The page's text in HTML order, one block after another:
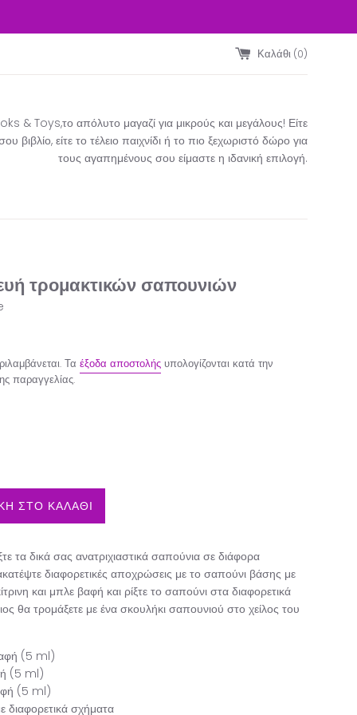
Καλάθι (0)
& Toys,το απόλυτο μαγαζί για μικρούς και μεγάλους! Είτε
βιβλίο, είτε το τέλειο παιχνίδι ή το πιο ξεχωριστό δώρο για
τους αγαπημένους σου είμαστε η ιδανική επιλογή.​
τρομακτικών σαπουνιών
Τα έξοδα αποστολής υπολογίζονται κατά την
παραγγελίας.
ΣΤΟ ΚΑΛΑΘΙ
τα δικά σας ανατριχιαστικά σαπούνια σε διάφορα
διαφορετικές αποχρώσεις με το σαπούνι βάσης με
και μπλε βαφή και ρίξτε το σαπούνι στα διαφορετικά
θα τρομάξετε με ένα σκουλήκι σαπουνιού στο χείλος του
(5 ml)
(5 ml)
(5 ml)
διαφορετικά σχήματα